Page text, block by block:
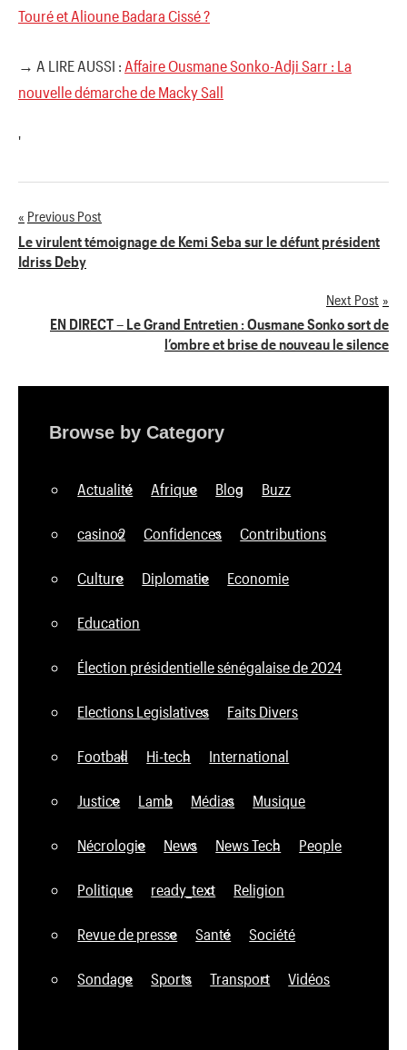
Touré et Alioune Badara Cissé ?
→ A LIRE AUSSI : Affaire Ousmane Sonko-Adji Sarr : La
nouvelle démarche de Macky Sall
'
Navigation
de
Previous Post
Le virulent témoignage de Kemi Seba sur le défunt président
Idriss Deby
Next Post
EN DIRECT – Le Grand Entretien : Ousmane Sonko sort de
l’ombre et brise de nouveau le silence
Browse by Category
Actualité Afrique Blog Buzz
casino2 Confidences Contributions
Culture Diplomatie Economie
Education
Élection présidentielle sénégalaise de 2024
Elections Legislatives Faits Divers
Football Hi-tech International
Justice Lamb Médias Musique
Nécrologie News News Tech People
Politique ready_text Religion
Revue de presse Santé Société
Sondage Sports Transport Vidéos